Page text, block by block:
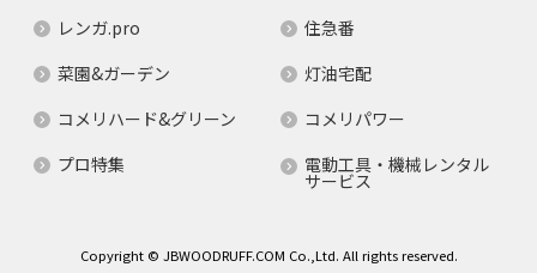
レンガ.pro
住急番
菜園&ガーデン
灯油宅配
コメリハード&グリーン
コメリパワー
プロ特集
電動工具・機械レンタル
サービス
Copyright © JBWOODRUFF.COM Co.,Ltd. All rights reserved.